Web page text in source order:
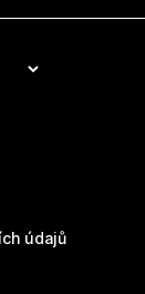
údajů